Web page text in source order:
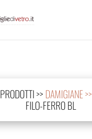
PRODOTTI>> DAMIGIANE >>
FILO-FERRO BL